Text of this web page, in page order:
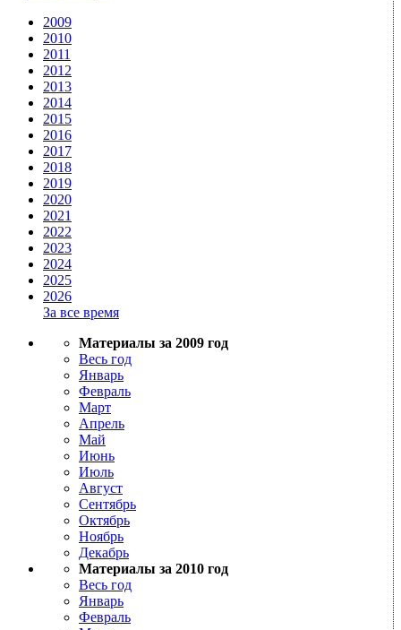
2009
2010
2011
2012
2013
2014
2015
2016
2017
2018
2019
2020
2021
2022
2023
2024
2025
2026
За все время
Материалы за 2009 год
Весь год
Январь
Февраль
Март
Апрель
Май
Июнь
Июль
Август
Сентябрь
Октябрь
Ноябрь
Декабрь
Материалы за 2010 год
Весь год
Январь
Февраль